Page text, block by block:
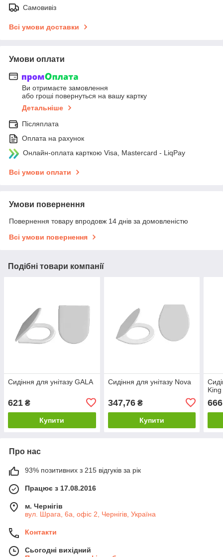
Самовивіз
Всі умови доставки
Умови оплати
Ви отримаєте замовлення
або гроші повернуться на вашу картку
Детальніше
Післяплата
Оплата на рахунок
Онлайн-оплата карткою Visa, Mastercard - LiqPay
Всі умови оплати
Умови повернення
Повернення товару впродовж 14 днів за домовленістю
Всі умови повернення
Подібні товари компанії
Сидіння для унітазу GALA
621 ₴
Купити
Сидіння для унітазу Nova
347,76₴
Купити
King
Про нас
93% позитивних з 215 відгуків за рік
Працює з 17.08.2016
м. Чернігів
вул. Шрага, 6а, офіс 2, Чернігів, Україна
Контакти
Сьогодні вихідний